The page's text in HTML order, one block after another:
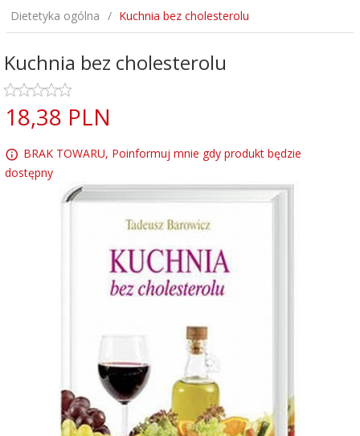
Dietetyka ogólna Kuchnia bez cholesterolu
Kuchnia bez cholesterolu
18,38 PLN
BRAK TOWARU, Poinformuj mnie gdy produkt będzie
dostępny